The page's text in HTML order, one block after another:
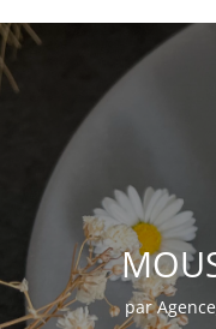
par